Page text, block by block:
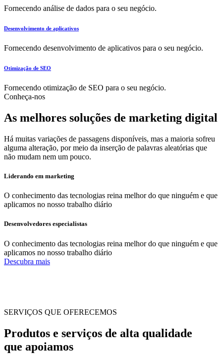
Fornecendo análise de dados para o seu negócio.
Desenvolvimento de aplicativos
Fornecendo desenvolvimento de aplicativos para o seu negócio.
Otimização de SEO
Fornecendo otimização de SEO para o seu negócio.
Conheça-nos
As melhores soluções de marketing digital
Há muitas variações de passagens disponíveis, mas a maioria sofreu
alguma alteração, por meio da inserção de palavras aleatórias que
não mudam nem um pouco.
Liderando em marketing
O conhecimento das tecnologias reina melhor do que ninguém e que
aplicamos no nosso trabalho diário
Desenvolvedores especialistas
O conhecimento das tecnologias reina melhor do que ninguém e que
aplicamos no nosso trabalho diário
Descubra mais
SERVIÇOS QUE OFERECEMOS
Produtos e serviços de alta qualidade
que apoiamos